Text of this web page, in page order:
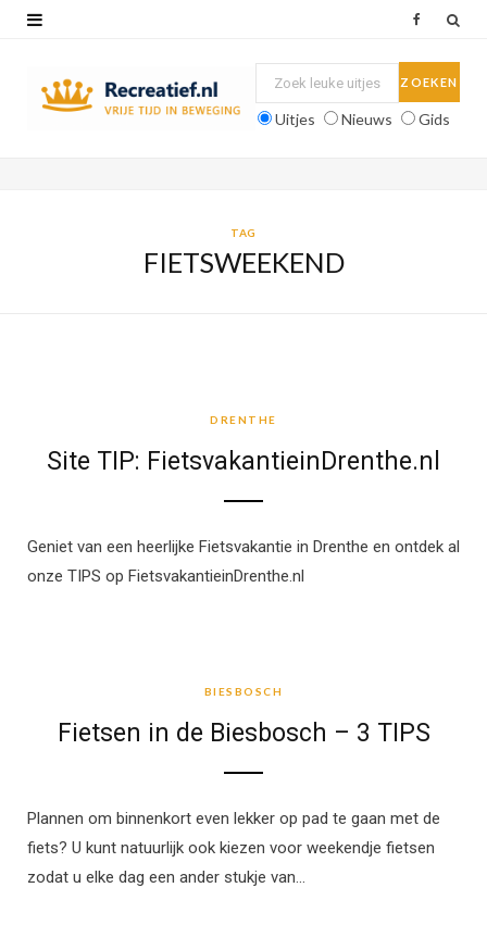
Uitjes Nieuws Gids
TAG
FIETSWEEKEND
DRENTHE
Site TIP: FietsvakantieinDrenthe.nl
Geniet van een heerlijke Fietsvakantie in Drenthe en ontdek al
onze TIPS op FietsvakantieinDrenthe.nl
BIESBOSCH
Fietsen in de Biesbosch – 3 TIPS
Plannen om binnenkort even lekker op pad te gaan met de
fiets? U kunt natuurlijk ook kiezen voor weekendje fietsen
zodat u elke dag een ander stukje van…